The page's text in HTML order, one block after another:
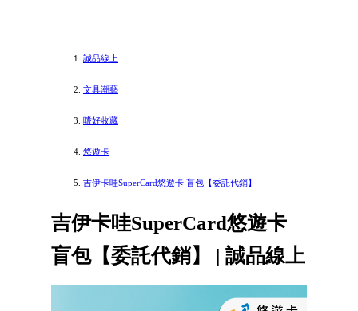
誠品線上
文具潮藝
嗜好收藏
悠遊卡
吉伊卡哇SuperCard悠遊卡 盲包【委託代銷】
吉伊卡哇SuperCard悠遊卡
盲包【委託代銷】 | 誠品線上